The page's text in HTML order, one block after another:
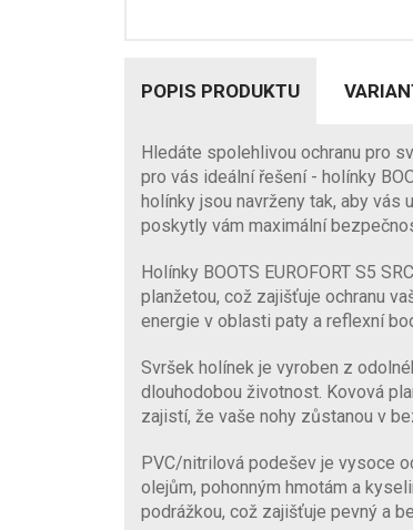
POPIS PRODUKTU
Hledáte spolehlivou ochranu pro
pro vás ideální řešení - holínky
holínky jsou navrženy tak, aby vás
poskytly vám maximální
Holínky BOOTS EUROFORT S5
planžetou, což zajišťuje ochranu
energie v oblasti paty a reflexní
Svršek holínek je vyroben z
dlouhodobou životnost. Kovová
zajistí, že vaše nohy zůstanou v
PVC/nitrilová podešev je vysoce
olejům, pohonným hmotám a
podrážkou, což zajišťuje pevný a